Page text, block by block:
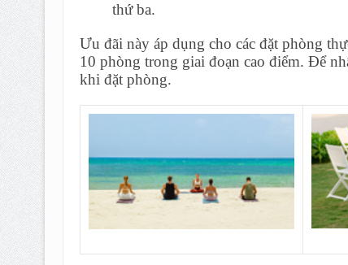
thứ ba.
Ưu đãi này áp dụng cho các đặt phòng
10 phòng trong giai đoạn cao điểm. Để
khi đặt phòng.